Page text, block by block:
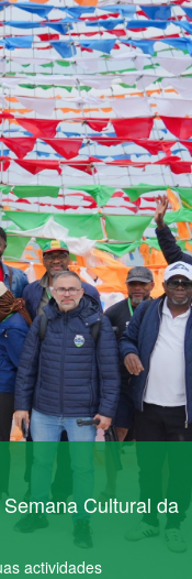
Cultural da
actividades